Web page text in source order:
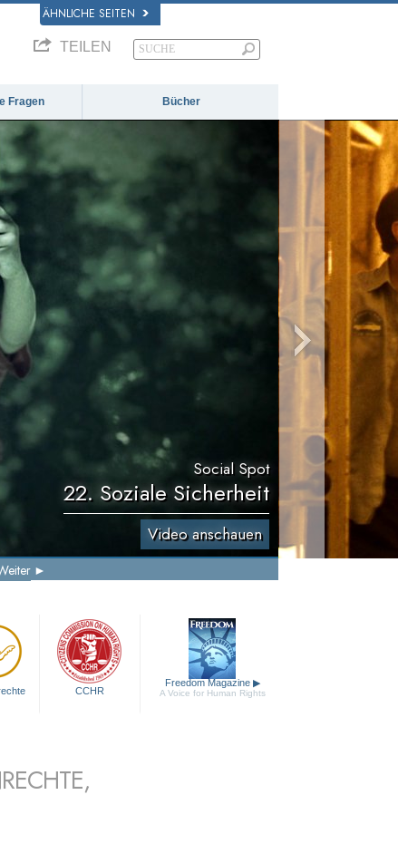
ÄHNLICHE SEITEN
TEILEN
Fragen Bücher
Social Spot
22. Soziale Sicherheit
Video anschauen
CCHR
Freedom Magazine ▶
A Voice for Human Rights